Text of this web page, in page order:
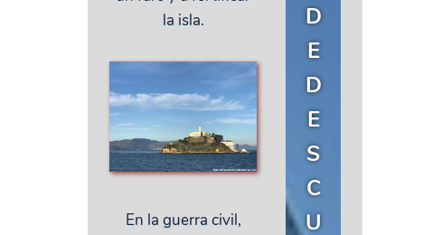
la isla.
En la guerra civil,
D
E
D
E
S
C
U